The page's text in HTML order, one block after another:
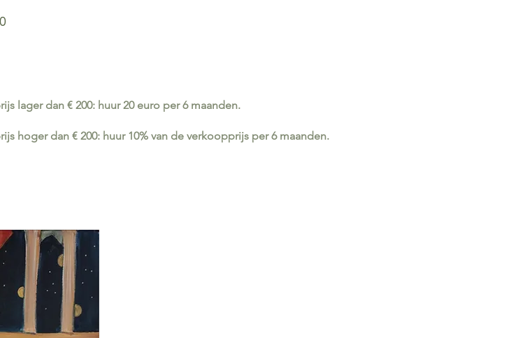
lager dan € 200: huur 20 euro per 6 maanden.
hoger dan € 200: huur 10% van de verkoopprijs per 6 maanden.